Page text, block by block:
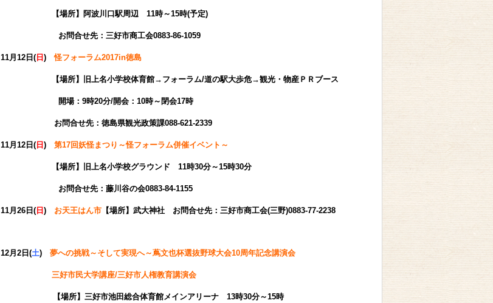
【場所】阿波川口駅周辺 11時～15時(予定)
お問合せ先：三好市商工会0883-86-1059
11月12日( 日)怪フォーラム2017in徳島
【場所】旧上名小学校体育館→フォーラム/道の駅大歩危→観光・物産ＰＲブース
開場：9時20分/開会：10時～閉会17時
お問合せ先：徳島県観光政策課088-621-2339
11月12日( 日)第17回妖怪まつり～怪フォーラム併催イベント～
【場所】旧上名小学校グラウンド 11時30分～15時30分
お問合せ先：藤川谷の会0883-84-1155
11月26日( 日) お天王はん市 【場所】武大神社 お問合せ先：三好市商工会(三野)0883-77-2238
12月2日(土)夢への挑戦～そして実現へ～蔦文也杯選抜野球大会10周年記念講演会
三好市民大学講座/三好市人権教育講演会
【場所】三好市池田総合体育館メインアリーナ 13時30分～15時